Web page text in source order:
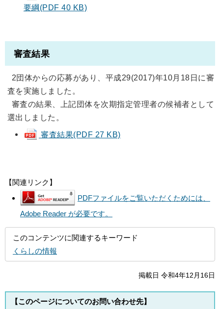
要綱(PDF 40 KB)
審査結果
2団体からの応募があり、平成29(2017)年10月18日に審
査を実施しました。
審査の結果、上記団体を次期指定管理者の候補者として
選出しました。
審査結果(PDF 27 KB)
【関連リンク】
PDFファイルをご覧いただくためには、
Adobe Reader が必要です。
このコンテンツに関連するキーワード
くらしの情報
掲載日 令和4年12月16日
【このページについてのお問い合わせ先】